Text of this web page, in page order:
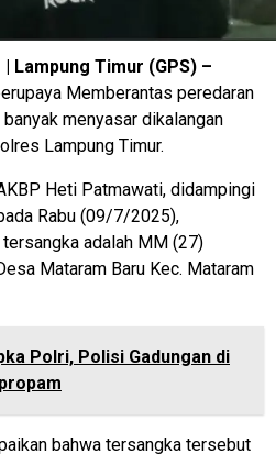
Lampung Timur (GPS) –
Memberantas peredaran
menyasar dikalangan
Lampung Timur.
Heti Patmawati, didampingi
Rabu (09/7/2025),
adalah MM (27)
Mataram Baru Kec. Mataram
Polri, Polisi Gadungan di
bahwa tersangka tersebut